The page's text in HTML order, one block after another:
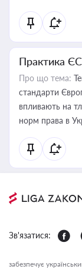
Практика
Про що тема:
стандарти
впливають на
норм права в
Зв'язатися:
забезпечує